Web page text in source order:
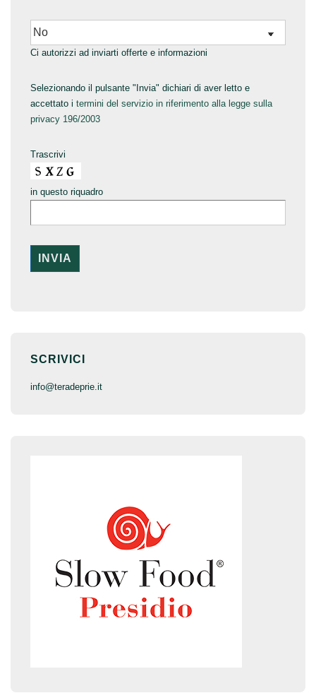
Ci autorizzi ad inviarti offerte e informazioni
Selezionando il pulsante "Invia" dichiari di aver letto e
accettato i termini del servizio in riferimento alla legge sulla
privacy 196/2003
Trascrivi
in questo riquadro
SCRIVICI
info@teradeprie.it